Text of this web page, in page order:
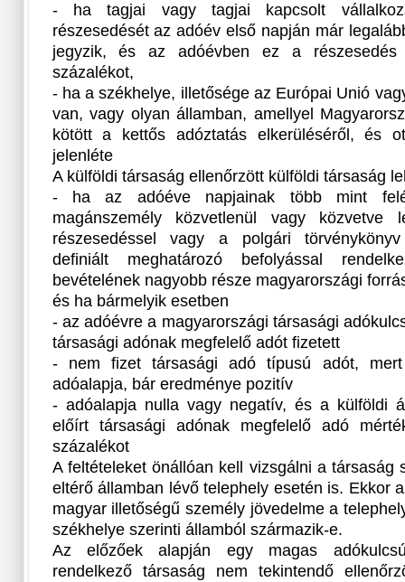
- ha tagjai vagy tagjai kapcsolt
részesedését az adóév első napján már
jegyzik, és az adóévben ez a
százalékot,
- ha a székhelye, illetősége az Európai Unió
van, vagy olyan államban, amellyel
kötött a kettős adóztatás elkerüléséről, és
jelenléte
A külföldi társaság ellenőrzött külföldi társaság
- ha az adóéve napjainak több mint
magánszemély közvetlenül vagy közvetve
részesedéssel vagy a polgári
definiált meghatározó befolyással
bevételének nagyobb része magyarországi
és ha bármelyik esetben
- az adóévre a magyarországi társasági
társasági adónak megfelelő adót fizetett
- nem fizet társasági adó típusú adót,
adóalapja, bár eredménye pozitív
- adóalapja nulla vagy negatív, és a külföldi
előírt társasági adónak megfelelő adó
százalékot
A feltételeket önállóan kell vizsgálni a társaság
eltérő államban lévő telephely esetén is. Ekkor
magyar illetőségű személy jövedelme a
székhelye szerinti államból származik-e.
Az előzőek alapján egy magas
rendelkező társaság nem tekintendő